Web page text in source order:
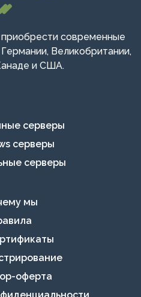
современные
Великобритании,
и США.
серверы
серверы
серверы
мы
оферта